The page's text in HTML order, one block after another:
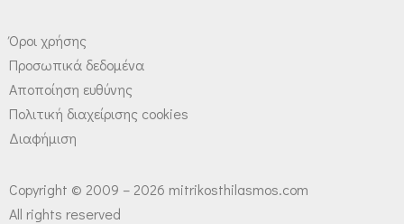
Όροι χρήσης
Προσωπικά δεδομένα
Αποποίηση ευθύνης
Πολιτική διαχείρισης cookies
Διαφήμιση
Copyright © 2009 – 2026 mitrikosthilasmos.com
All rights reserved